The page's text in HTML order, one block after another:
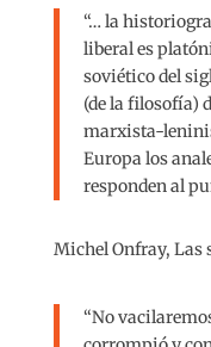
“… la
liberal es
soviético del
(de la filosofía)
marxista-
Europa los
responden al
Michel Onfray, Las
“No